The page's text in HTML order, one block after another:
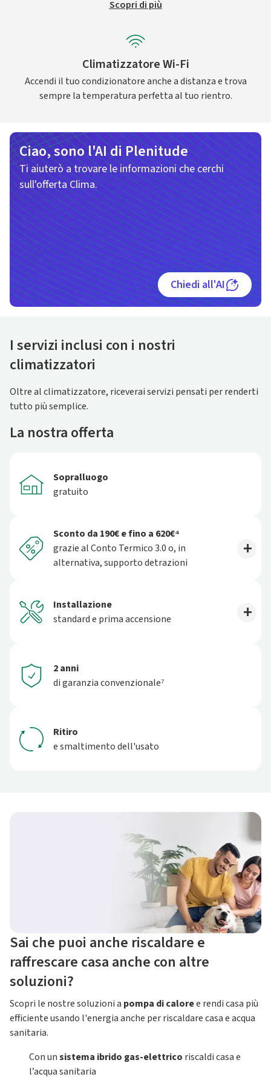
Scopri di più
Climatizzatore Wi-Fi
Accendi il tuo condizionatore anche a distanza e trova
sempre la temperatura perfetta al tuo rientro.
Ciao, sono l'AI di Plenitude
Ti aiuterò a trovare le informazioni che cerchi
sull'offerta Clima.
Chiedi all'AI
I servizi inclusi con i nostri
climatizzatori
Oltre al climatizzatore, riceverai servizi pensati per renderti
tutto più semplice.
La nostra offerta
Sopralluogo
gratuito
Sconto da 190€ e fino a 620€⁴
grazie al Conto Termico 3.0 o, in
alternativa, supporto detrazioni
Installazione
standard e prima accensione
2 anni
di garanzia convenzionale⁷
Ritiro
e smaltimento dell'usato
Sai che puoi anche riscaldare e
raffrescare casa anche con altre
soluzioni?
Scopri le nostre soluzioni a pompa di caloree rendi casa più
efficiente usando l'energia anche per riscaldare casa e acqua
sanitaria.
Con unsistema ibrido gas-elettrico riscaldi casa e
l’acqua sanitaria